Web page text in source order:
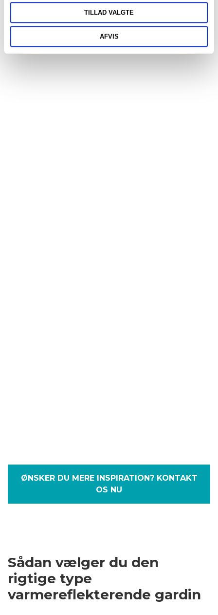
TILLAD VALGTE
AFVIS
Vedligeholdelse af
varmereflekterende gardiner
ØNSKER DU MERE INSPIRATION? KONTAKT
OS NU
Sådan vælger du den
rigtige type
varmereflekterende gardin